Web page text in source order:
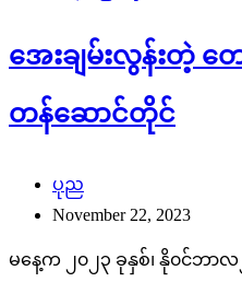
အေးချမ်းလွန်းတဲ့ တ
တန်ဆောင်တိုင်
ပုည
November 22, 2023
မနေ့က ၂၀၂၃ ခုနှစ်၊ နို၀င်ဘာလ